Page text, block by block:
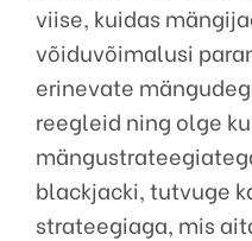
viise, kuidas
võiduvõimalusi
erinevate
reegleid ning olge
blackjacki, tutvuge
strateegiaga, mis